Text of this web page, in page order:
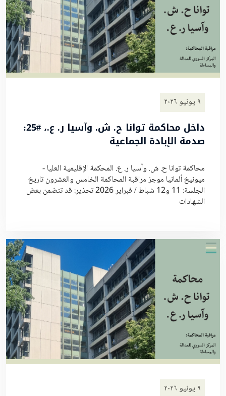
٩ يونيو ٢٠٢٦
داخل محاكمة توانا ح. ش. وآسيا ر. ع.، #25:
صدمة الإبادة الجماعية
محاكمة توانا ح. ش. وآسيا ر. ع. المحكمة الإقليمية العليا -
ميونيخ ألمانيا موجز مراقبة المحاكمة الخامس والعشرون تاريخ
الجلسة: 11 و12 شباط / فبراير 2026 تحذير: قد تتضمن بعض
الشهادات
٩ يونيو ٢٠٢٦